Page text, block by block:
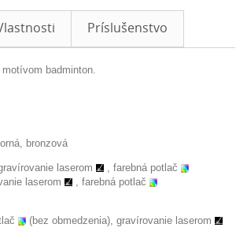
Príslušenstvo
badminton.
bronzová
laserom
, farebná potlač
laserom , farebná potlač
(bez obmedzenia), gravírovanie laserom